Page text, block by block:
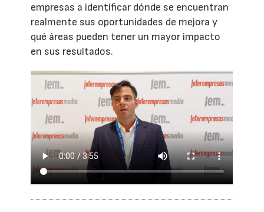
empresas a identificar dónde se encuentran
realmente sus oportunidades de mejora y
qué áreas pueden tener un mayor impacto
en sus resultados.